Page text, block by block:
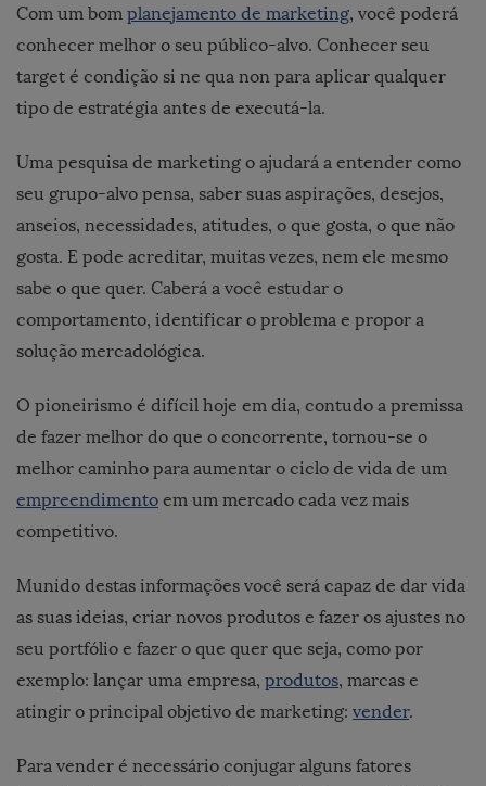
Com um bom planejamento de marketing, você poderá
conhecer melhor o seu público-alvo. Conhecer seu
target é condição si ne qua non para aplicar qualquer
tipo de estratégia antes de executá-la.
Uma pesquisa de marketing o ajudará a entender como
seu grupo-alvo pensa, saber suas aspirações, desejos,
anseios, necessidades, atitudes, o que gosta, o que não
gosta. E pode acreditar, muitas vezes, nem ele mesmo
sabe o que quer. Caberá a você estudar o
comportamento, identificar o problema e propor a
solução mercadológica.
O pioneirismo é difícil hoje em dia, contudo a premissa
de fazer melhor do que o concorrente, tornou-se o
melhor caminho para aumentar o ciclo de vida de um
empreendimento em um mercado cada vez mais
competitivo.
Munido destas informações você será capaz de dar vida
as suas ideias, criar novos produtos e fazer os ajustes no
seu portfólio e fazer o que quer que seja, como por
exemplo: lançar uma empresa, produtos, marcas e
atingir o principal objetivo de marketing: vender.
Para vender é necessário conjugar alguns fatores